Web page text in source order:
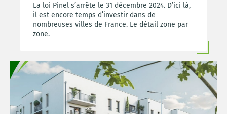
La loi Pinel s’arrête le 31 décembre 2024. D’ici là,
il est encore temps d’investir dans de
nombreuses villes de France. Le détail zone par
zone.